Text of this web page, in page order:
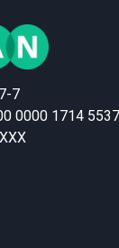
7
0000 1714